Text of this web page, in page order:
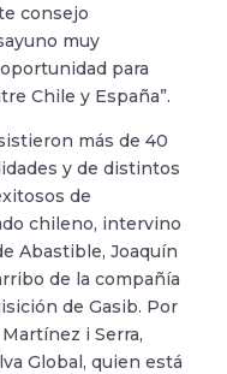
consejo
muy
para
Chile y España”.
más de 40
y de distintos
de
chileno, intervino
Abastible, Joaquín
de la compañía
de Gasib. Por
i Serra,
Global, quien está